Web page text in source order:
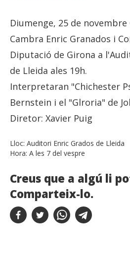
Diumenge, 25 de
Cambra Enric Granados i
Diputació de Girona a
de Lleida ales 19h.
Interpretaran "Chichester
Bernstein i el "Glroria" de
Diretor: Xavier Puig
Lloc: Auditori Enric Grados de Lleida
Hora: A les 7 del vespre
Creus que a algú li
Comparteix-lo.